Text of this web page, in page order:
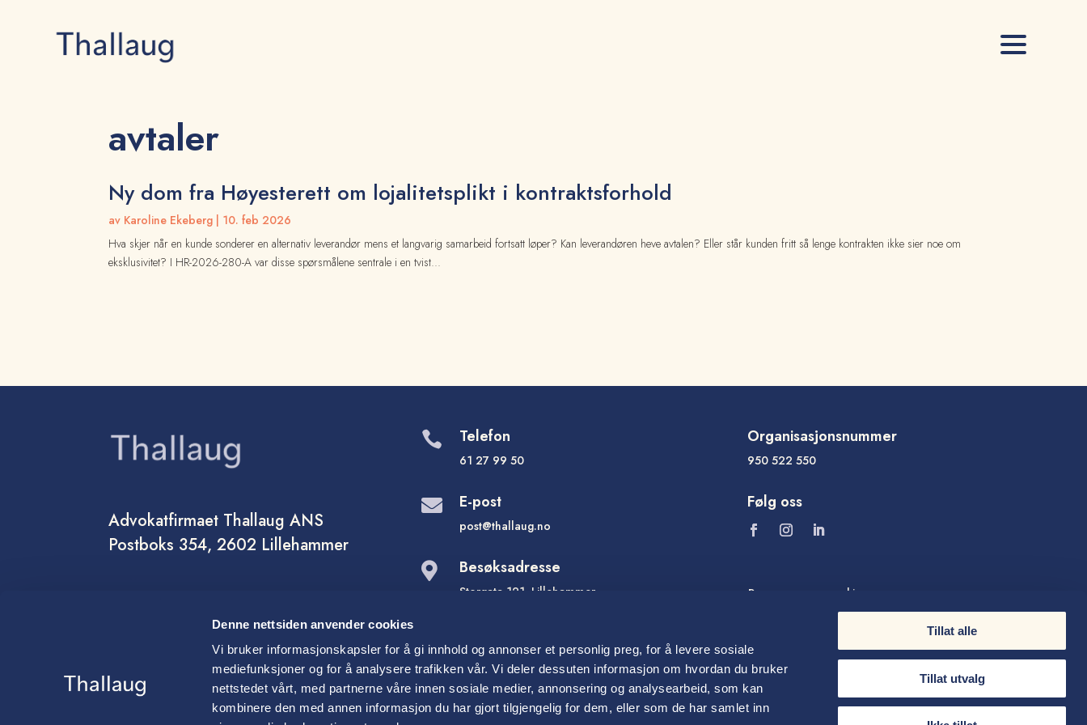
Denne nettsiden anvender cookies
Vi bruker informasjonskapsler for å gi innhold og annonser et personlig preg, for å levere sosiale
mediefunksjoner og for å analysere trafikken vår. Vi deler dessuten informasjon om hvordan du bruker
nettstedet vårt, med partnerne våre innen sosiale medier, annonsering og analysearbeid, som kan
kombinere den med annen informasjon du har gjort tilgjengelig for dem, eller som de har samlet inn
Tillat alle
Tillat utvalg
avtaler
Ny dom fra Høyesterett om lojalitetsplikt i kontraktsforhold
av Karoline Ekeberg | 10. feb 2026
Hva skjer når en kunde sonderer en alternativ leverandør mens et langvarig samarbeid fortsatt løper? Kan leverandøren heve avtalen? Eller står kunden fritt så lenge kontrakten ikke sier noe om
eksklusivitet? I HR-2026-280-A var disse spørsmålene sentrale i en tvist...
Advokatfirmaet Thallaug ANS
Postboks 354, 2602 Lillehammer
 Telefon
61 27 99 50
 E-post
post@thallaug.no
 Besøksadresse
Storgata 121, Lillehammer
Organisasjonsnummer
950 522 550
Følg oss
Personvern og cookies